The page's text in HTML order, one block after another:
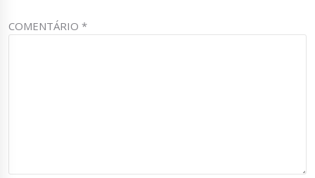
COMENTÁRIO*